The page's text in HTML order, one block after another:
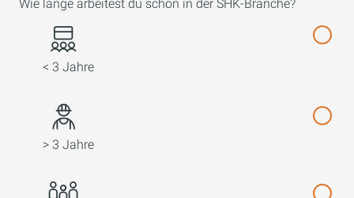
Wie lange arbeitest du schon in der SHK-Branche?
< 3 Jahre
> 3 Jahre